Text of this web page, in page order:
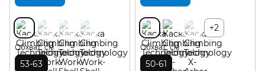
Обхват, см
53-63
+2
Обхват, см
50-61